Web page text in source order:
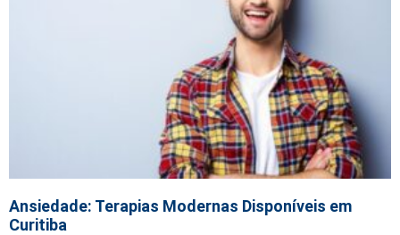
Ansiedade: Terapias Modernas Disponíveis em
Curitiba